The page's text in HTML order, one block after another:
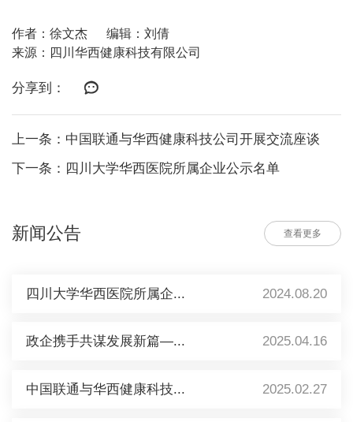
作者：徐文杰
编辑：刘倩
来源：四川华西健康科技有限公司
分享到：
上一条：中国联通与华西健康科技公司开展交流座谈
下一条：四川大学华西医院所属企业公示名单
新闻公告 查看更多
四川大学华西医院所属企... 2024.08.20
政企携手共谋发展新篇—... 2025.04.16
中国联通与华西健康科技... 2025.02.27